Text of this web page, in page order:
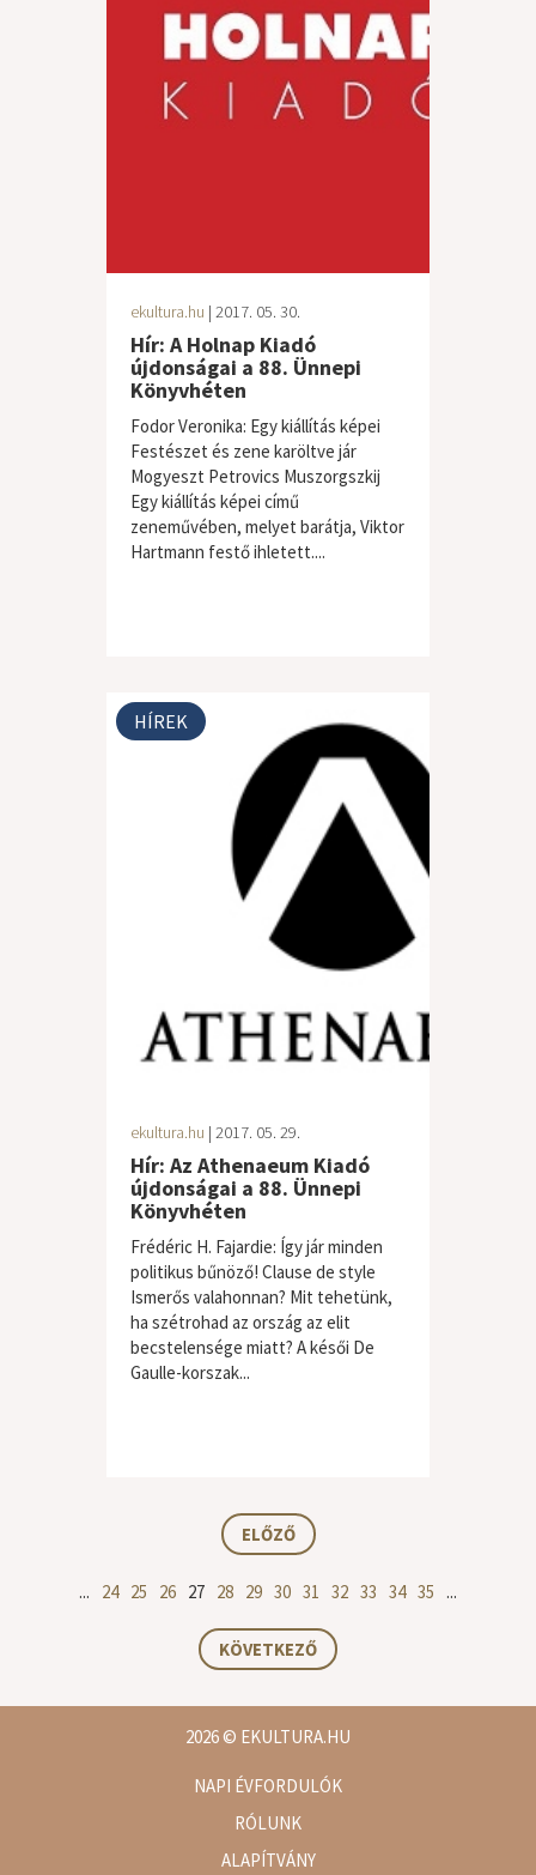
ekultura.hu | 2017. 05. 30.
Hír: A Holnap Kiadó
újdonságai a 88. Ünnepi
Könyvhéten
Fodor Veronika: Egy kiállítás képei
Festészet és zene karöltve jár
Mogyeszt Petrovics Muszorgszkij
Egy kiállítás képei című
zeneművében, melyet barátja, Viktor
Hartmann festő ihletett....
HÍREK
ekultura.hu | 2017. 05. 29.
Hír: Az Athenaeum Kiadó
újdonságai a 88. Ünnepi
Könyvhéten
Frédéric H. Fajardie: Így jár minden
politikus bűnöző! Clause de style
Ismerős valahonnan? Mit tehetünk,
ha szétrohad az ország az elit
becstelensége miatt? A késői De
Gaulle-korszak...
ELŐZŐ
... 24 25 26 27 28 29 30 31 32 33 34 35 ...
KÖVETKEZŐ
2026© EKULTURA.HU
NAPI ÉVFORDULÓK
RÓLUNK
ALAPÍTVÁNY